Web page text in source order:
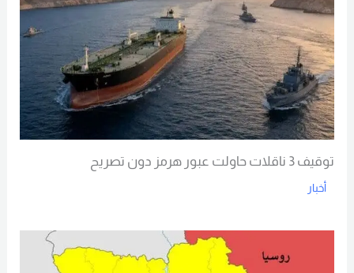
توقيف 3 ناقلات حاولت عبور هرمز دون تصريح
أخبار